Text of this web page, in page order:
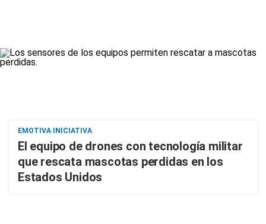
EMOTIVA INICIATIVA
El equipo de drones con tecnología militar
que rescata mascotas perdidas en los
Estados Unidos